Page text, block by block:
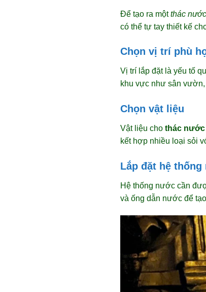
Để tạo ra mộtthác
có thể tự tay thiết kế
Chọn vị trí phù
Vị trí lắp đặt là yếu tố
khu vực như sân
Chọn vật liệu
Vật liệu cho thác nước
kết hợp nhiều loại sỏi
Lắp đặt hệ
Hệ thống nước cần
và ống dẫn nước để